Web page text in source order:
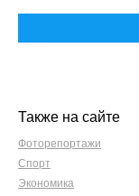
Также на сайте
Фоторепортажи
Спорт
Экономика